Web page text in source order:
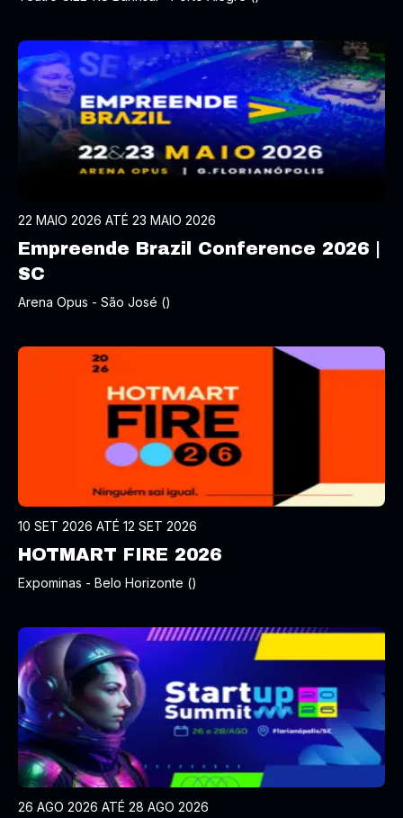
22 MAIO 2026 ATÉ 23 MAIO 2026
Empreende Brazil Conference 2026 |
SC
Arena Opus - São José ()
10 SET 2026 ATÉ 12 SET 2026
HOTMART FIRE 2026
Expominas - Belo Horizonte ()
26 AGO 2026 ATÉ 28 AGO 2026